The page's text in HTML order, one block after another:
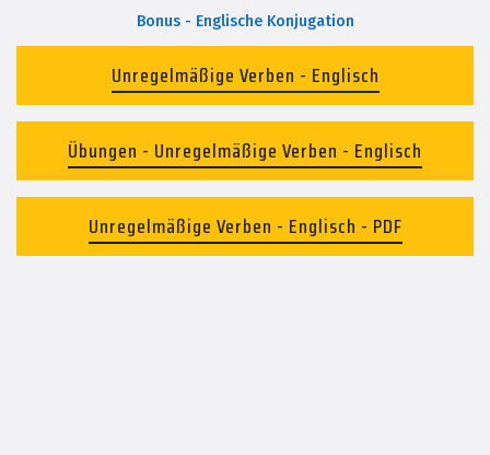
Bonus - Englische Konjugation
Unregelmäßige Verben - Englisch
Übungen - Unregelmäßige Verben - Englisch
Unregelmäßige Verben - Englisch - PDF